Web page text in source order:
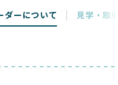
ダーについて 見学・取